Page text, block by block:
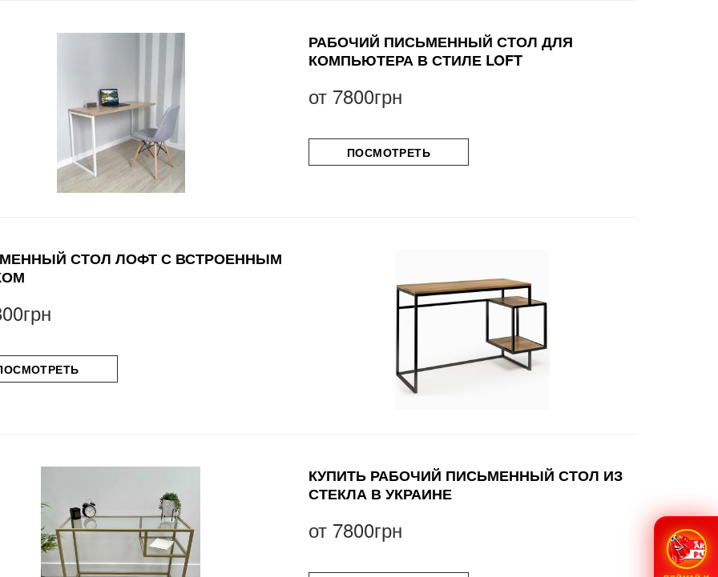
РАБОЧИЙ ПИСЬМЕННЫЙ СТОЛ ДЛЯ
КОМПЬЮТЕРА В СТИЛЕ LOFT
от 7800грн
ПОСМОТРЕТЬ
СТОЛ ЛОФТ С ВСТРОЕННЫМ
КУПИТЬ РАБОЧИЙ ПИСЬМЕННЫЙ СТОЛ ИЗ
СТЕКЛА В УКРАИНЕ
от 7800грн